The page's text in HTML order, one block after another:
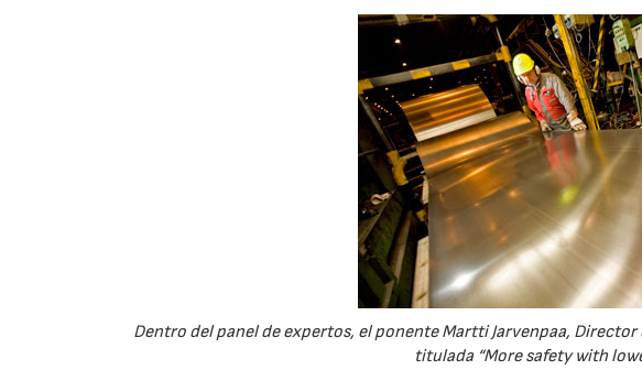
Dentro del panel de expertos, el ponente Martti Jarvenpaa,
titulada “More safety with